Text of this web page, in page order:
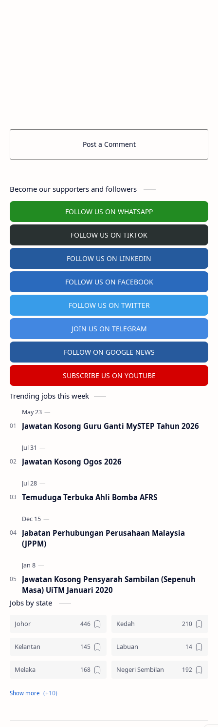
Post a Comment
Become our supporters and followers
FOLLOW US ON WHATSAPP
FOLLOW US ON TIKTOK
FOLLOW US ON LINKEDIN
FOLLOW US ON FACEBOOK
FOLLOW US ON TWITTER
JOIN US ON TELEGRAM
FOLLOW ON GOOGLE NEWS
SUBSCRIBE US ON YOUTUBE
Trending jobs this week
Jawatan Kosong Guru Ganti MySTEP Tahun 2026
Jawatan Kosong Ogos 2026
Temuduga Terbuka Ahli Bomba AFRS
Jabatan Perhubungan Perusahaan Malaysia
(JPPM)
Jawatan Kosong Pensyarah Sambilan (Sepenuh
Masa) UiTM Januari 2020
Jobs by state
Johor Kedah
Kelantan Labuan
Melaka Negeri Sembilan
Pahang